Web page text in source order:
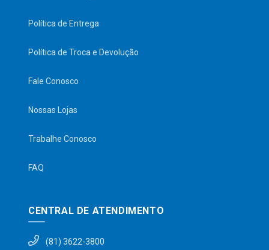
Política de Entrega
Política de Troca e Devolução
Fale Conosco
Nossas Lojas
Trabalhe Conosco
FAQ
CENTRAL DE ATENDIMENTO
(81) 3622-3800